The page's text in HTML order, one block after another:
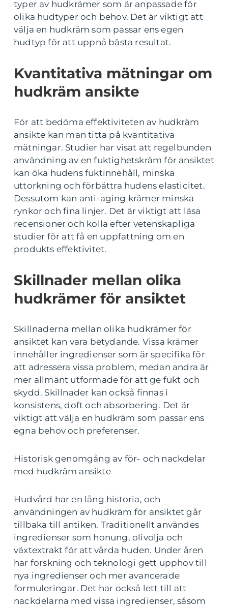
typer av hudkrämer som är anpassade för
olika hudtyper och behov. Det är viktigt att
välja en hudkräm som passar ens egen
hudtyp för att uppnå bästa resultat.
Kvantitativa mätningar om
hudkräm ansikte
För att bedöma effektiviteten av hudkräm
ansikte kan man titta på kvantitativa
mätningar. Studier har visat att regelbunden
användning av en fuktighetskräm för ansiktet
kan öka hudens fuktinnehåll, minska
uttorkning och förbättra hudens elasticitet.
Dessutom kan anti-aging krämer minska
rynkor och fina linjer. Det är viktigt att läsa
recensioner och kolla efter vetenskapliga
studier för att få en uppfattning om en
produkts effektivitet.
Skillnader mellan olika
hudkrämer för ansiktet
Skillnaderna mellan olika hudkrämer för
ansiktet kan vara betydande. Vissa krämer
innehåller ingredienser som är specifika för
att adressera vissa problem, medan andra är
mer allmänt utformade för att ge fukt och
skydd. Skillnader kan också finnas i
konsistens, doft och absorbering. Det är
viktigt att välja en hudkräm som passar ens
egna behov och preferenser.
Historisk genomgång av för- och nackdelar
med hudkräm ansikte
Hudvård har en lång historia, och
användningen av hudkräm för ansiktet går
tillbaka till antiken. Traditionellt användes
ingredienser som honung, olivolja och
växtextrakt för att vårda huden. Under åren
har forskning och teknologi gett upphov till
nya ingredienser och mer avancerade
formuleringar. Det har också lett till att
nackdelarna med vissa ingredienser, såsom